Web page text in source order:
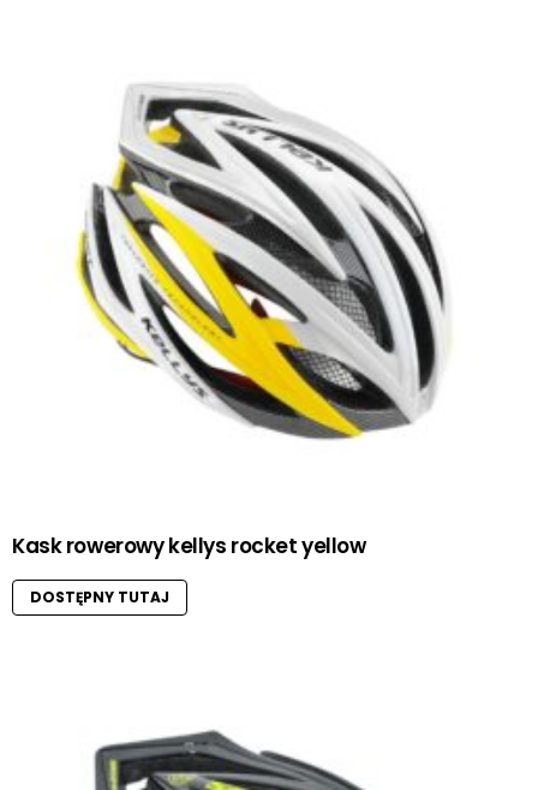
Kask rowerowy kellys rocket yellow
DOSTĘPNY TUTAJ